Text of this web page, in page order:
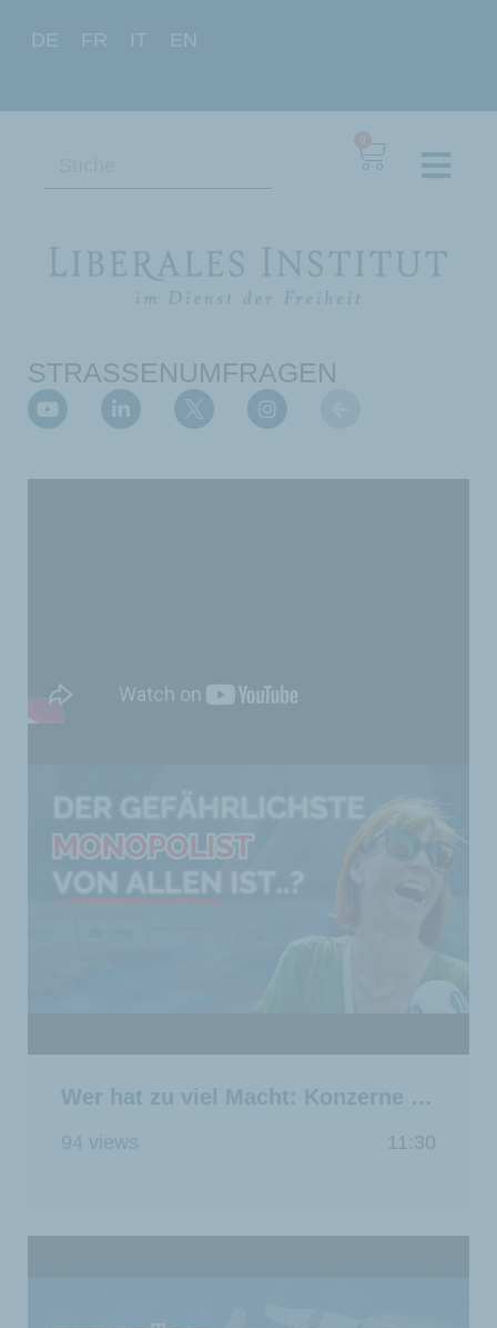
DE FR IT EN
STRASSENUMFRAGEN
Wer hat zu viel Macht: Konzerne oder der Staat?
94 views 11:30